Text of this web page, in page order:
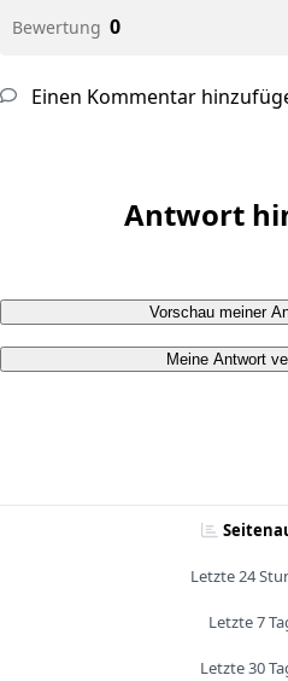
Bewertung 0
Einen Kommentar
Antwort
Vorschau meiner
Meine Antwort
Letzte 24
Letzte 7
Letzte 30